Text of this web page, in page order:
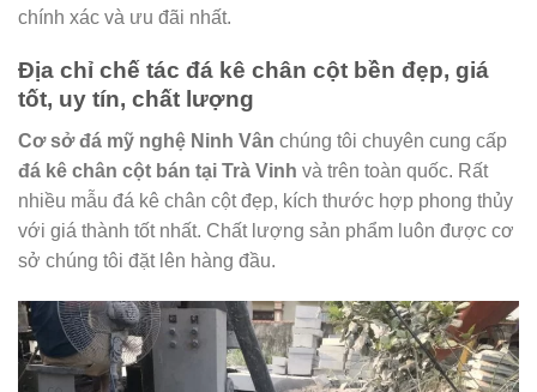
chính xác và ưu đãi nhất.
Địa chỉ chế tác đá kê chân cột bền đẹp, giá
tốt, uy tín, chất lượng
Cơ sở đá mỹ nghệ Ninh Vân chúng tôi chuyên cung cấp
đá kê chân cột bán tại Trà Vinh và trên toàn quốc. Rất
nhiều mẫu đá kê chân cột đẹp, kích thước hợp phong thủy
với giá thành tốt nhất. Chất lượng sản phẩm luôn được cơ
sở chúng tôi đặt lên hàng đầu.